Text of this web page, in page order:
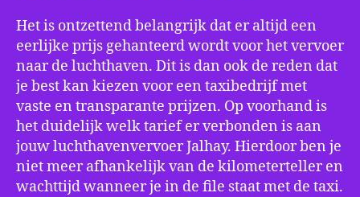
Het is ontzettend belangrijk dat er altijd een
eerlijke prijs gehanteerd wordt voor het vervoer
naar de luchthaven. Dit is dan ook de reden dat
je best kan kiezen voor een taxibedrijf met
vaste en transparante prijzen. Op voorhand is
het duidelijk welk tarief er verbonden is aan
jouw luchthavenvervoer Jalhay. Hierdoor ben je
niet meer afhankelijk van de kilometerteller en
wachttijd wanneer je in de file staat met de taxi.